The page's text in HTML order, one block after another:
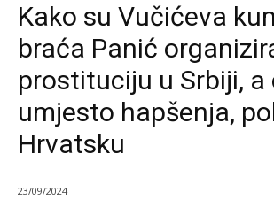
Kako su Vučićeva
braća Panić
prostituciju u Srbiji, a
umjesto hapšenja,
Hrvatsku
23/09/2024